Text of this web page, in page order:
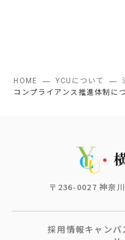
HOME YCUについて
コンプライアンス推進体制に
〒236-0027 神奈
採用情報キャンパ